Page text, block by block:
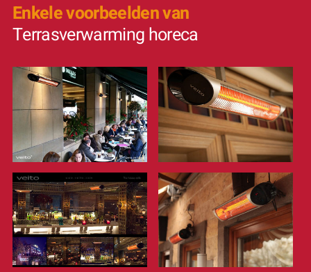
Enkele voorbeelden van
Terrasverwarming horeca